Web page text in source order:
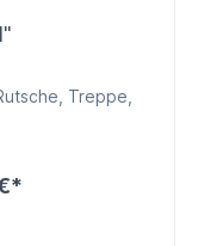
Treppe,